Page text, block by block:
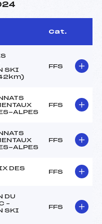
Cat.
SKI
FFS
ALPES
FFS
ALPES
FFS
DES
FFS
DU
–
SKI
FFS